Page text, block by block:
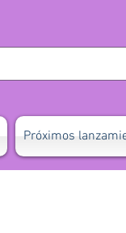
Próximos